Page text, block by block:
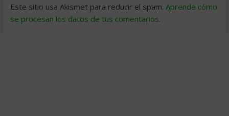
Este sitio usa Akismet para reducir el spam. Aprende cómo
se procesan los datos de tus comentarios.